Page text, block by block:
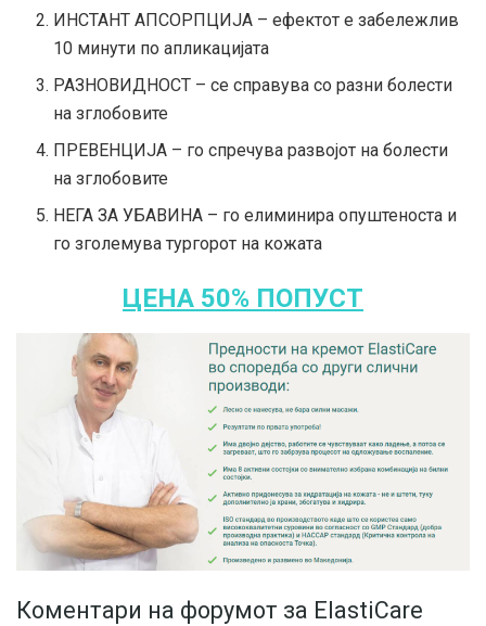
ИНСТАНТ АПСОРПЦИЈА – ефектот е забележлив
10 минути по апликацијата
РАЗНОВИДНОСТ – се справува со разни болести
на зглобовите
ПРЕВЕНЦИЈА – го спречува развојот на болести
на зглобовите
НЕГА ЗА УБАВИНА – го елиминира опуштеноста и
го зголемува тургорот на кожата
ЦЕНА 50% ПОПУСТ
Коментари на форумот за ElastiCare